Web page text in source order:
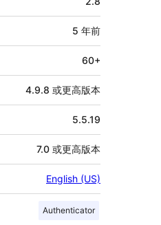
5 年前
60+
4.9.8 或更高版本
5.5.19
7.0 或更高版本
English (US)
Authenticator